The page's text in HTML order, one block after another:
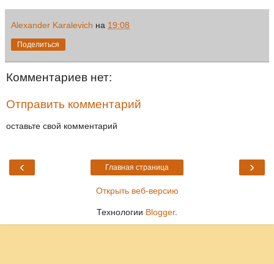
Alexander Karalevich на 19:08
Поделиться
Комментариев нет:
Отправить комментарий
оставьте свой комментарий
‹ ›
Главная страница
Открыть веб-версию
Технологии Blogger.